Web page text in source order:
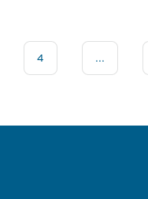
4 ...